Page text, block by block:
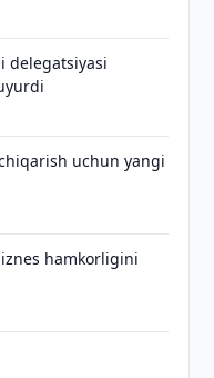
delegatsiyasi
uchun yangi
hamkorligini